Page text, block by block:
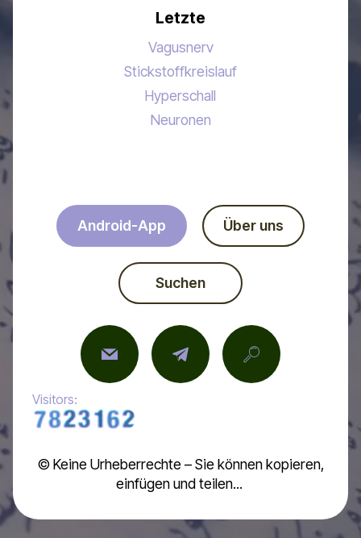
Letzte
Vagusnerv
Stickstoffkreislauf
Hyperschall
Neuronen
Android-App Über uns
Suchen
Visitors:
© Keine Urheberrechte – Sie können kopieren,
einfügen und teilen...